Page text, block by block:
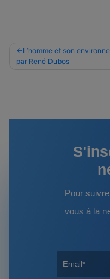
Navigation
de
L’homme et son
par René Dubos
Pour
vous à la